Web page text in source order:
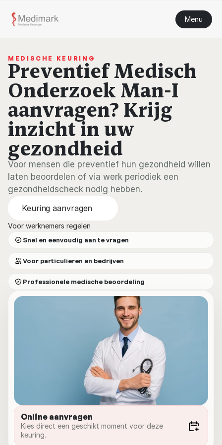
MEDISCHE KEURING
Preventief Medisch
Onderzoek Man-I
aanvragen? Krijg
inzicht in uw
gezondheid
Voor mensen die preventief hun gezondheid willen
laten beoordelen of via werk periodiek een
gezondheidscheck nodig hebben.
Keuring aanvragen
Voor werknemers regelen
Snel en eenvoudig aan te vragen
Voor particulieren en bedrijven
Professionele medische beoordeling
Online aanvragen
Kies direct een geschikt moment voor deze
keuring.
Menu